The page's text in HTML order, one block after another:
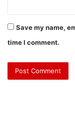
Save my name,
time I comment.